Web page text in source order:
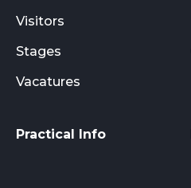
Visitors
Stages
Vacatures
Practical Info